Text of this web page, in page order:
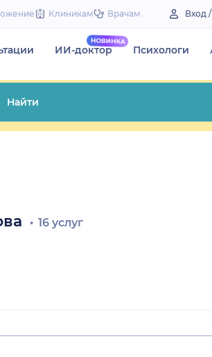
Клиникам Врачам Вход
ИИ-доктор Психологи
Найти
16 услуг